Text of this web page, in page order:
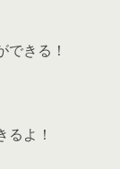
きる！
よ！